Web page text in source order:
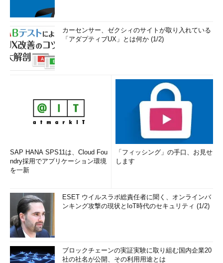
カーセンサー、ゼクシィのサイトが取り入れている
「アダプティブUX」とは何か (1/2)
SAP HANA SPS11は、Cloud Fou
ndry採用でアプリケーション環境
を一新
「フィッシング」の手口、お見せ
します
ESET ウイルスラボ総責任者に聞く、オンラインバ
ンキング攻撃の現状とIoT時代のセキュリティ (1/2)
ブロックチェーンの実証実験に取り組む国内企業20
社の社名が公開、その利用用途とは